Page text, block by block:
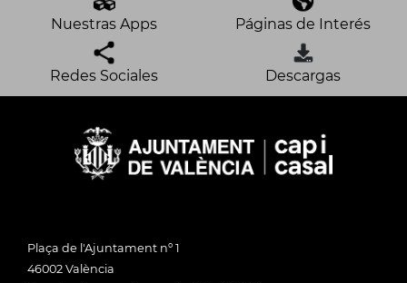
Nuestras Apps Páginas de Interés
Redes Sociales Descargas
Plaça de l'Ajuntament nº 1
46002 València